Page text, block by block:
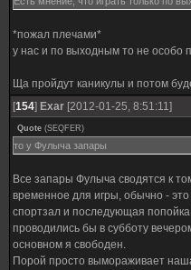
*пожал плечами*
у нас и по выходным то не особо
Ща пройдут каникулы и потом
[154] Exar [2012-01-25, 8:51:11]
Quote (SEQFER)
то у Фулыча запары
Все запары Фулыча сводятся к
временное для игры, обычно -
спортзал и последующая
проводились бы в субботу
основном я свободен.
Порой просто вымораживает